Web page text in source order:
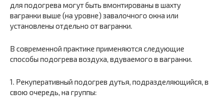
для подогрева могут быть вмонтированы в шахту
вагранки выше (на уровне) завалочного окна или
установлены отдельно от вагранки.
В современной практике применяются следующие
способы подогрева воздуха, вдуваемого в вагранки.
1. Рекуперативный подогрев дутья, подразделяющийся, в
свою очередь, на группы: